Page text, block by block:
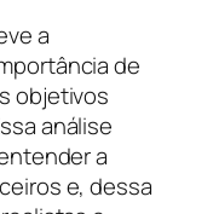
a
de
objetivos
análise
a
e, dessa